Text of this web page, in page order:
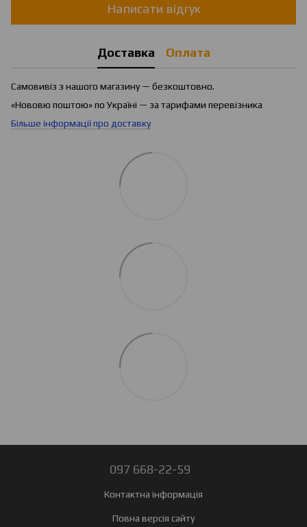
Написати відгук
Доставка Оплата
Самовивіз з нашого магазину — безкоштовно.
«Нововю поштою» по Україні — за тарифами перевізника
Більше інформації про доставку
097 668-22-59
Контактна інформація
Повна версія сайту